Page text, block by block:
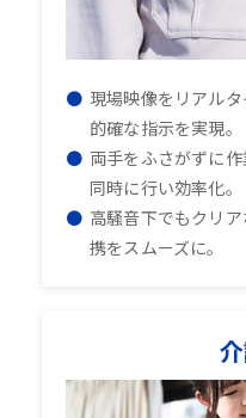
現場映像をリアル
的確な指示を実現。
両手をふさがずに
同時に行い効率化。
高騒音下でもクリ
携をスムーズに。